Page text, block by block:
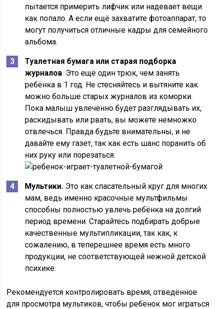
пытается примерить лифчик или надевает вещи
как попало. А если ещё захватите фотоаппарат, то
могут получиться отличные кадры для семейного
альбома.
Туалетная бумага или старая подборка
журналов. Это ещё один трюк, чем занять
ребёнка в 1 год. Не стесняйтесь и вытяните как
можно больше старых журналов из коморки.
Пока малыш увлечённо будет разглядывать их,
раскидывать или рвать, вы можете немножко
отвлечься. Правда будьте внимательны, и не
давайте ему газет, так как есть шанс поранить об
них руку или порезаться.
Мультики. Это как спасательный круг для многих
мам, ведь именно красочные мультфильмы
способны полностью увлечь ребёнка на долгий
период времени. Старайтесь подбирать добрые
качественные мультипликации, так как, к
сожалению, в теперешнее время есть много
продукции, не соответствующей нежной детской
психике.
Рекомендуется контролировать время, отведённое
для просмотра мультиков, чтобы ребёнок мог играться